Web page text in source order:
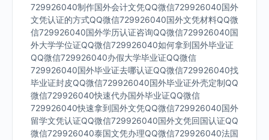
729926040制作国外会计文凭QQ微信729926040国外
文凭认证的方式QQ微信729926040国外文凭材料QQ微
信729926040国外学历认证咨询QQ微信729926040国
外大学学位证QQ微信729926040如何拿到国外毕业证
QQ微信729926040办假大学毕业证QQ微信
729926040国外毕业证去哪认证QQ微信729926040找
毕业证封皮QQ微信729926040国外毕业证外壳定制QQ
微信729926040快速代办国外毕业证QQ微信
729926040快速拿到国外文凭QQ微信729926040国外
留学文凭认证QQ微信729926040国外文凭回国认证QQ
微信729926040泰国文凭办理QQ微信729926040法国